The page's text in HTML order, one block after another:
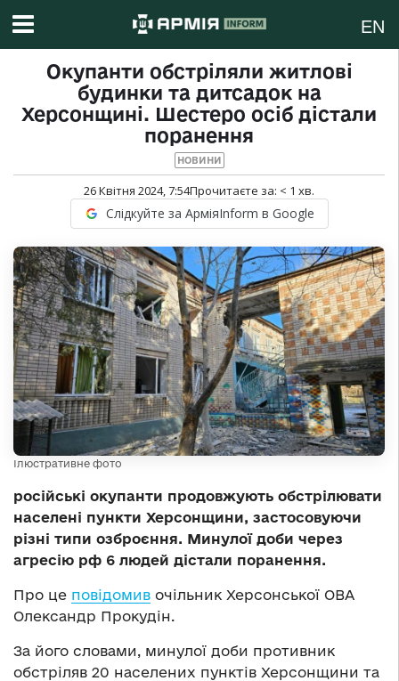
EN
Окупанти обстріляли житлові
будинки та дитсадок на
Херсонщині. Шестеро осіб дістали
поранення
НОВИНИ
26 Квітня 2024, 7:54Прочитаєте за: < 1 хв.
Слідкуйте за АрміяInform в Google
Ілюстративне фото
російські окупанти продовжують обстрілювати
населені пункти Херсонщини, застосовуючи
різні типи озброєння. Минулої доби через
агресію рф 6 людей дістали поранення.
Про це повідомив очільник Херсонської ОВА
Олександр Прокудін.
За його словами, минулої доби противник
обстріляв 20 населених пунктів Херсонщини та